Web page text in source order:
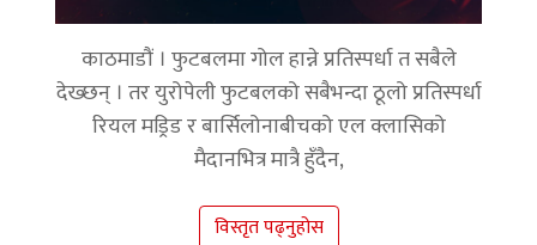
काठमाडौं । फुटबलमा गोल हान्ने प्रतिस्पर्धा त सबैले
देख्छन् । तर युरोपेली फुटबलको सबैभन्दा ठूलो प्रतिस्पर्धा
रियल मड्रिड र बार्सिलोनाबीचको एल क्लासिको
मैदानभित्र मात्रै हुँदैन,
विस्तृत पढ्नुहोस